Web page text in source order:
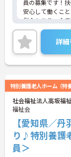
員の募集です！
安心して働くこ
劇会もあり、会
る制度などもあ
イントをお伝え
い。
詳
特別養護老人ホーム（特養
社会福祉法人高坂福
福祉会
【愛知県／
り♪特別養護
員＞